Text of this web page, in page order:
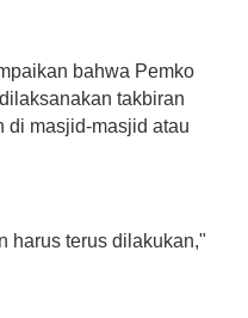
bahwa Pemko
takbiran
di masjid-masjid atau
harus terus dilakukan,"